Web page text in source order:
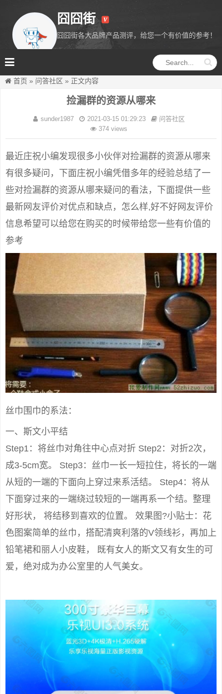
囧囧街
囧囧街各大品牌产品测评，给您一个有价值的参考！
首页 » 问答社区 » 正文内容
捡漏群的资源从哪来
sunder1987 2021-03-15 01:29:23
问答社区
374 views
最近庄祝小编发现很多小伙伴对捡漏群的资源从哪来
有很多疑问，下面庄祝小编凭借多年的经验总结了一
些对捡漏群的资源从哪来疑问的看法，下面提供一些
最新网友评价对优点和缺点，怎么样,好不好网友评价
信息希望可以给您在购买的时候带给您一些有价值的
参考
丝巾围巾的系法：
一、斯文小平结
Step1：将丝巾对角往中心点对折 Step2：对折2次，
成3-5cm宽。 Step3：丝巾一长一短拉住，将长的一端
从短的一端的下面向上穿过来系活结。 Step4：将从
下面穿过来的一端绕过较短的一端再系一个结。整理
好形状， 将结移到喜欢的位置。 效果图?小贴士：花
色图案简单的丝巾，搭配清爽利落的V领线衫，再加上
铅笔裙和丽人小皮鞋， 既有女人的斯文又有女生的可
爱，绝对成为办公室里的人气美女。